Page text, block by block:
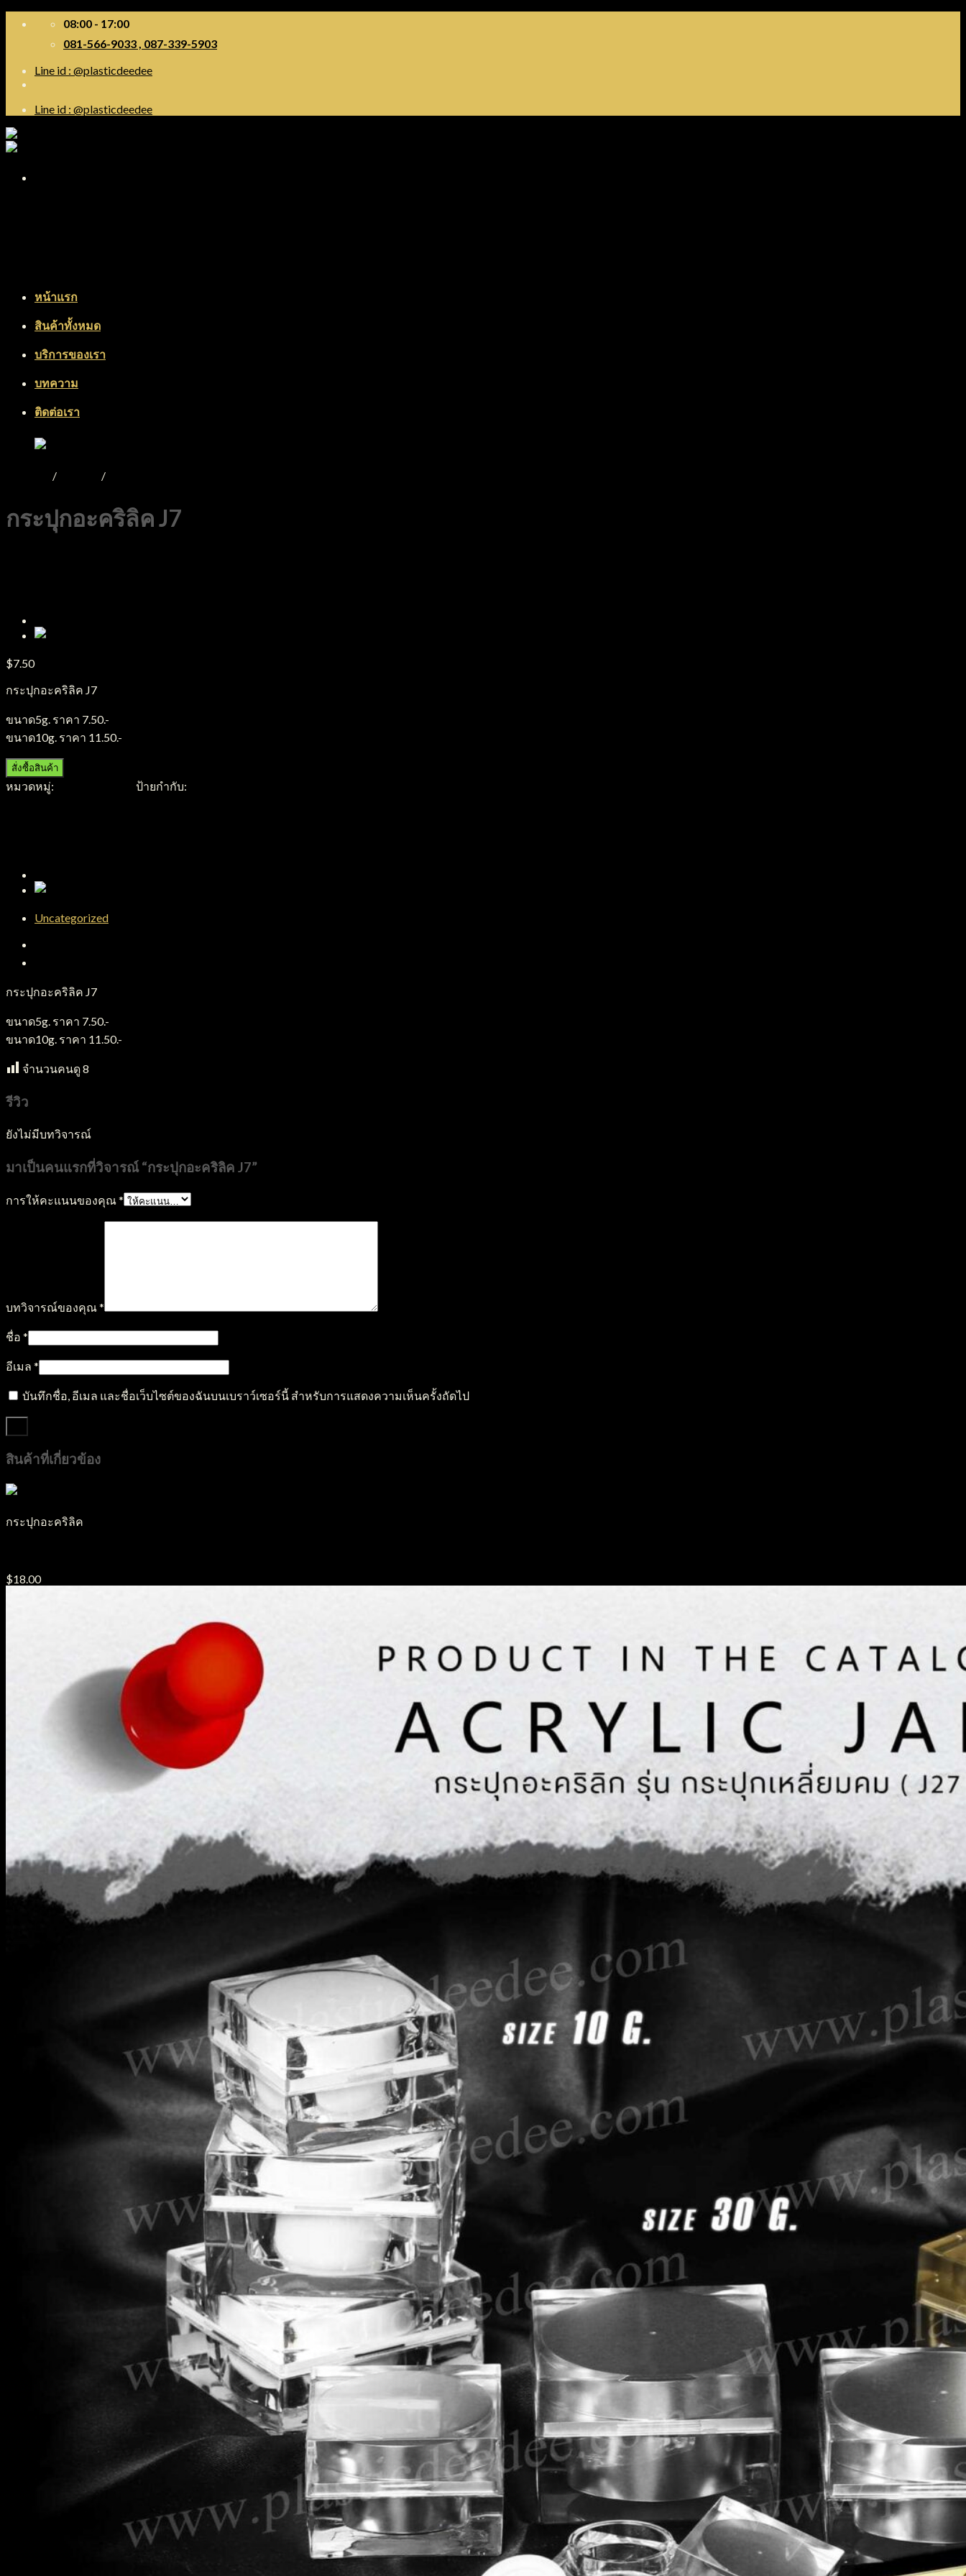
08:00 - 17:00
081-566-9033 , 087-339-5903
Line id : @plasticdeedee
Line id : @plasticdeedee
หน้าแรก
สินค้าทั้งหมด
บริการของเรา
บทความ
ติดต่อเรา
/ /
กระปุกอะคริลิค J7
$7.50
กระปุกอะคริลิค J7
ขนาด5g. ราคา 7.50.-
ขนาด10g. ราคา 11.50.-
สั่งซื้อสินค้า
หมวดหมู่: ป้ายกำกับ:
Uncategorized
กระปุกอะคริลิค J7
ขนาด5g. ราคา 7.50.-
ขนาด10g. ราคา 11.50.-
จำนวนคนดู8
รีวิว
ยังไม่มีบทวิจารณ์
มาเป็นคนแรกที่วิจารณ์ “กระปุกอะคริลิค J7”
การให้คะแนนของคุณ*
บทวิจารณ์ของคุณ*
ชื่อ *
อีเมล *
บันทึกชื่อ, อีเมล และชื่อเว็บไซต์ของฉันบนเบราว์เซอร์นี้ สำหรับการแสดงความเห็นครั้งถัดไป
สินค้าที่เกี่ยวข้อง
กระปุกอะคริลิค
$18.00